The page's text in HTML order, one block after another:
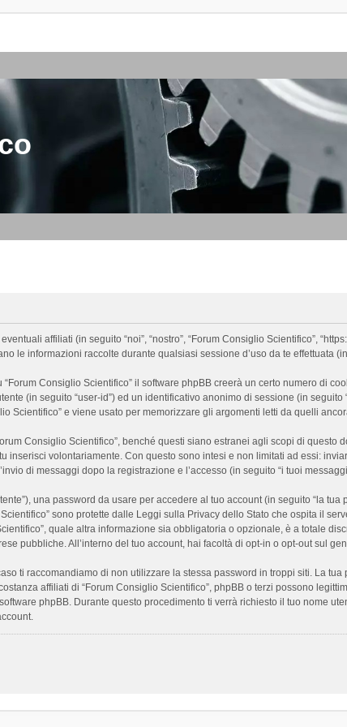
affiliati (in seguito “noi”, “nostro”, “Forum Consiglio Scientifico”,
le informazioni raccolte durante qualsiasi sessione d’uso da te effettuata
Consiglio Scientifico” il software phpBB creerà un certo numero di
(in seguito “user-id”) ed un identificativo anonimo di sessione (in
Scientifico” e viene usato per memorizzare gli argomenti letti da quelli
Consiglio Scientifico”, benché questi siano estranei agli scopi di questo
volontariamente. Con questo sono intesi e non limitati ad essi:
di messaggi dopo la registrazione e l’accesso (in seguito “i tuoi
una password da usare per accedere al tuo account (in seguito “la
sono protette dalle Leggi sulla Privacy dello Stato che ospita il
quale altra informazione sia obbligatoria o opzionale, è a totale
pubbliche. All’interno del tuo account, hai facoltà di opt-in o opt-out sul
ti raccomandiamo di non utilizzare la stessa password in troppi siti. La
affiliati di “Forum Consiglio Scientifico”, phpBB o terzi possono
phpBB. Durante questo procedimento ti verrà richiesto il tuo nome